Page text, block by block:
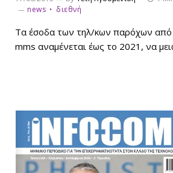
news
διεθνή
Tα έσοδα των τηλ/κων παρόχων από
mms αναμένεται έως το 2021, να